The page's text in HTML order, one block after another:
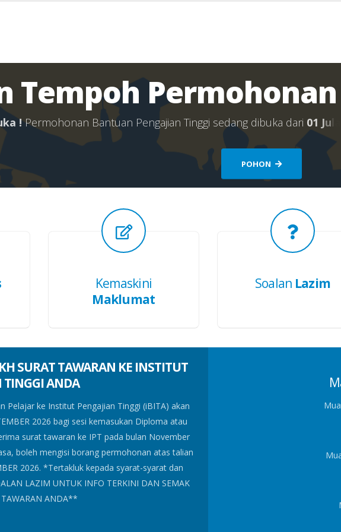
Tempoh
ka ! Permohonan Bantuan Pengajian Tinggi sedang dibuka dari 01 Ju
POHON
Kemaskini
Maklumat
Soalan Lazim
SURAT TAWARAN KE INSTITUT
TINGGI ANDA
ke Institut Pengajian Tinggi (iBITA) akan
2026 bagi sesi kemasukan Diploma atau
surat tawaran ke IPT pada bulan November
boleh mengisi borang permohonan atas talian
2026. *Tertakluk kepada syarat-syarat dan
LAZIM UNTUK INFO TERKINI DAN SEMAK
TAWARAN ANDA**
Permohonan atas talian Bantuan
dibuka mulai 1 JULAI 2026
Ijazah Sarjana Muda. Bagi pelajar
tahun sebelum hingga September
bermula 1 JULAI 2026 sehingga
peraturan yang ditetapkan. **SILA